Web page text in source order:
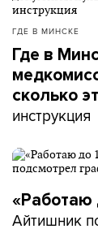
ГДЕ В МИНСКЕ
Где в
сколько
инструкция
«Работаю
Айтишник